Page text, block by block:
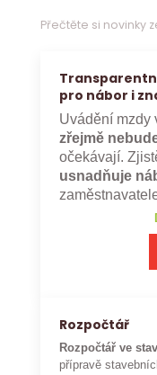
Přečtěte si novinky
pro nábor i
Uvádění mzdy
zřejmě
očekávají.
usnadňuje
Rozpočtář
Rozpočtář ve
přípravě